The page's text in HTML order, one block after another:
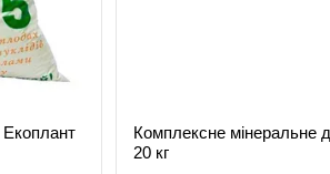
Комплексне мінеральне
20 кг